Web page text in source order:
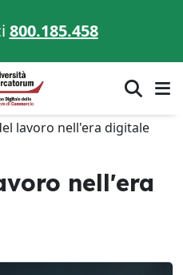
800.185.458
lavoro nell'era digitale
nell'era